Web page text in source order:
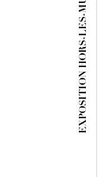
EXPOSITION HORS-LES-MURS